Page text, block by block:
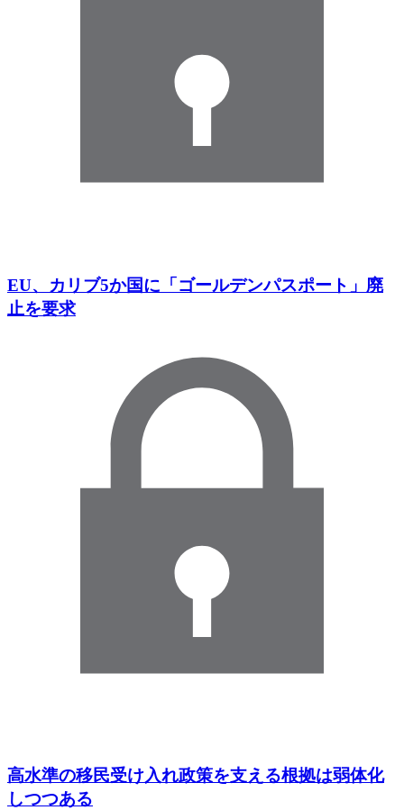
EU、カリブ5か国に「ゴールデンパスポート」廃
止を要求
高水準の移民受け入れ政策を支える根拠は弱体化
しつつある